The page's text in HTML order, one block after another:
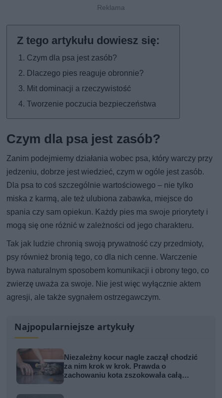
Czym dla psa jest zasób?
Dlaczego pies reaguje obronnie?
Mit dominacji a rzeczywistość
Tworzenie poczucia bezpieczeństwa
Czym dla psa jest zasób?
Zanim podejmiemy działania wobec psa, który warczy przy
jedzeniu, dobrze jest wiedzieć, czym w ogóle jest zasób.
Dla psa to coś szczególnie wartościowego – nie tylko
miska z karmą, ale też ulubiona zabawka, miejsce do
spania czy sam opiekun. Każdy pies ma swoje priorytety i
mogą się one różnić w zależności od jego charakteru.
Tak jak ludzie chronią swoją prywatność czy przedmioty,
psy również bronią tego, co dla nich cenne. Warczenie
bywa naturalnym sposobem komunikacji i obrony tego, co
zwierzę uważa za swoje. Nie jest więc wyłącznie aktem
agresji, ale także sygnałem ostrzegawczym.
Najpopularniejsze artykuły
Niezależny kocur nagle zaczął chodzić
za nim krok w krok. Prawda o
zachowaniu kota zszokowała całą